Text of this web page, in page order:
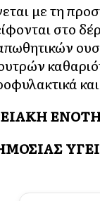
με τη
στο